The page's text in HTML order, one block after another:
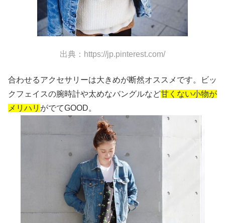
出典：https://jp.pinterest.com/
合わせるアクセサリーは大きめが断然オススメです。ビッ
クフェイスの腕時計や太めなバングルなど甘くない小物が
メリハリ がでてGOOD。